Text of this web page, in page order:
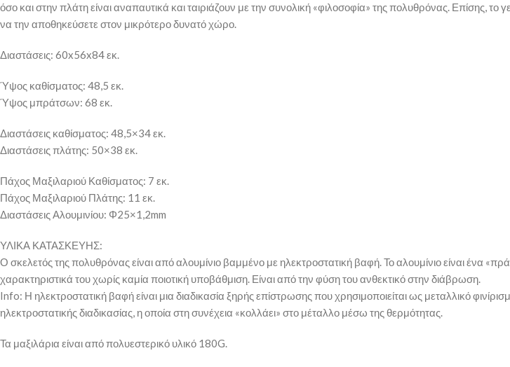
όσο και στην πλάτη είναι αναπαυτικά και ταιριάζουν με την συνολική «φιλοσοφία» της πολυθρόνας. Επίσης, το
να την αποθηκεύσετε στον μικρότερο δυνατό χώρο.
Διαστάσεις: 60x56x84 εκ.
Ύψος καθίσματος: 48,5 εκ.
Ύψος μπράτσων: 68 εκ.
Διαστάσεις καθίσματος: 48,5×34 εκ.
Διαστάσεις πλάτης: 50×38 εκ.
Πάχος Μαξιλαριού Καθίσματος: 7 εκ.
Πάχος Μαξιλαριού Πλάτης: 11 εκ.
Διαστάσεις Αλουμινίου: Φ25×1,2mm
ΥΛΙΚΑ ΚΑΤΑΣΚΕΥΗΣ:
Ο σκελετός της πολυθρόνας είναι από αλουμίνιο βαμμένο με ηλεκτροστατική βαφή. Το αλουμίνιο είναι ένα
χαρακτηριστικά του χωρίς καμία ποιοτική υποβάθμιση. Είναι από την φύση του ανθεκτικό στην διάβρωση.
Info: Η ηλεκτροστατική βαφή είναι μια διαδικασία ξηρής επίστρωσης που χρησιμοποιείται ως μεταλλικό
ηλεκτροστατικής διαδικασίας, η οποία στη συνέχεια «κολλάει» στο μέταλλο μέσω της θερμότητας.
Τα μαξιλάρια είναι από πολυεστερικό υλικό 180G.